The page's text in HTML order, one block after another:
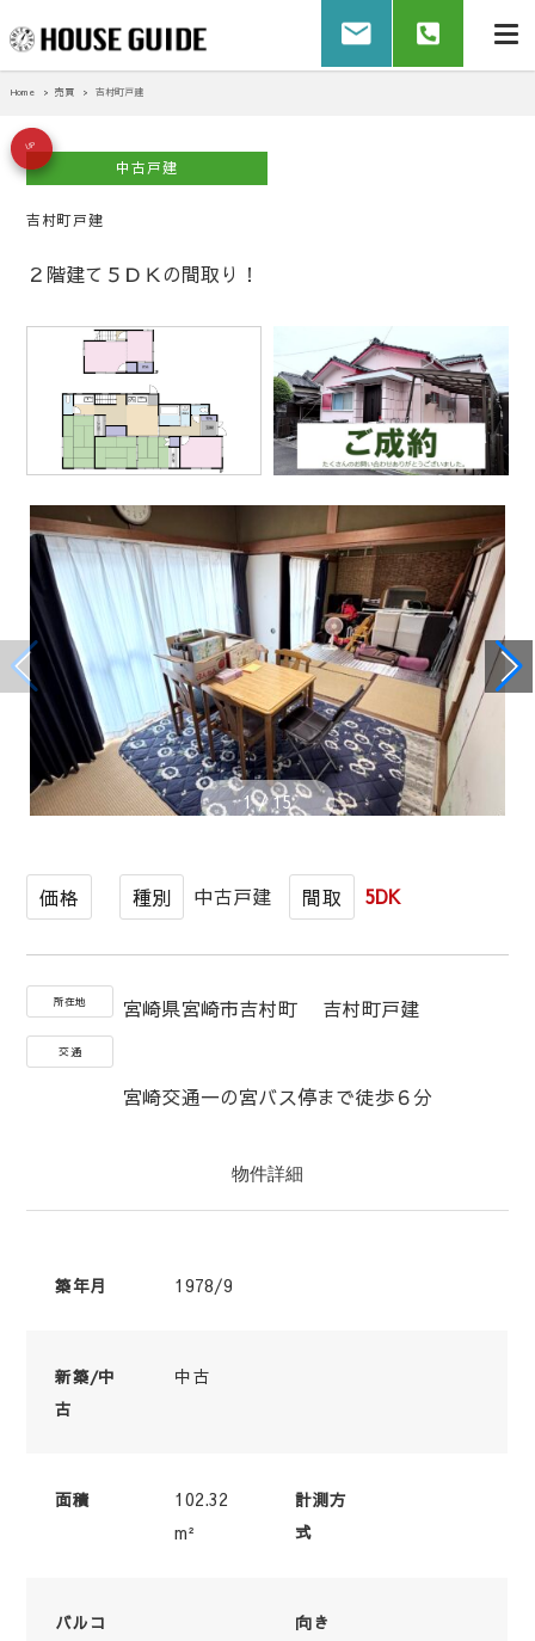
Home 売買 吉村町戸建
中古戸建
吉村町戸建
UP
２階建て５ＤＫの間取り！
1/15
価格 種別 中古戸建 間取 5DK
所在地 宮崎県宮崎市吉村町 吉村町戸建
交通
宮崎交通一の宮バス停まで徒歩６分
物件詳細
築年月 1978/9
新築/中
古
中古
面積
102.32
m²
計測方
式
バルコ
向き